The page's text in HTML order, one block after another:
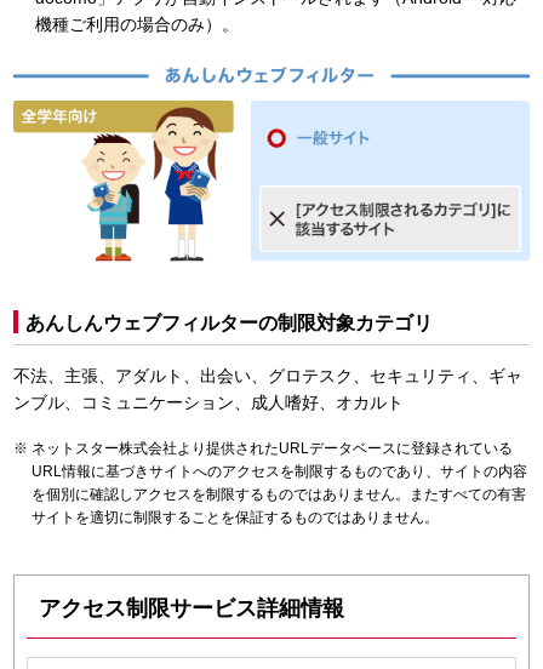
機種ご利用の場合のみ）。
あんしんウェブフィルターの制限対象カテゴリ
不法、主張、アダルト、出会い、グロテスク、セキュリティ、ギャ
ンブル、コミュニケーション、成人嗜好、オカルト
ネットスター株式会社より提供されたURLデータベースに登録されている
URL情報に基づきサイトへのアクセスを制限するものであり、サイトの内容
を個別に確認しアクセスを制限するものではありません。またすべての有害
サイトを適切に制限することを保証するものではありません。
アクセス制限サービス詳細情報